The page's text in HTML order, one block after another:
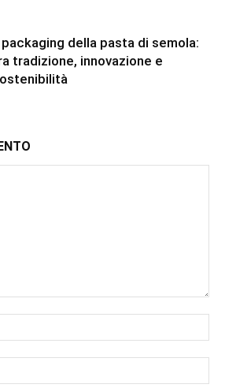
packaging della pasta di semola:
tradizione, innovazione e